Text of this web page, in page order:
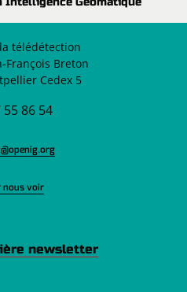
télédétection
François Breton
Cedex 5
55 86 54
nous voir
newsletter